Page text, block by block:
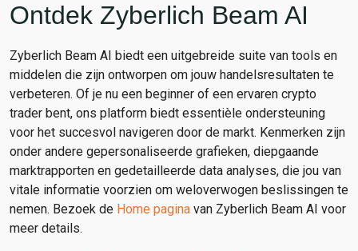
Ontdek Zyberlich Beam AI
Zyberlich Beam AI biedt een uitgebreide suite van tools en
middelen die zijn ontworpen om jouw handelsresultaten te
verbeteren. Of je nu een beginner of een ervaren crypto
trader bent, ons platform biedt essentièle ondersteuning
voor het succesvol navigeren door de markt. Kenmerken zijn
onder andere gepersonaliseerde grafieken, diepgaande
marktrapporten en gedetailleerde data analyses, die jou van
vitale informatie voorzien om weloverwogen beslissingen te
nemen. Bezoek de Home pagina van Zyberlich Beam AI voor
meer details.